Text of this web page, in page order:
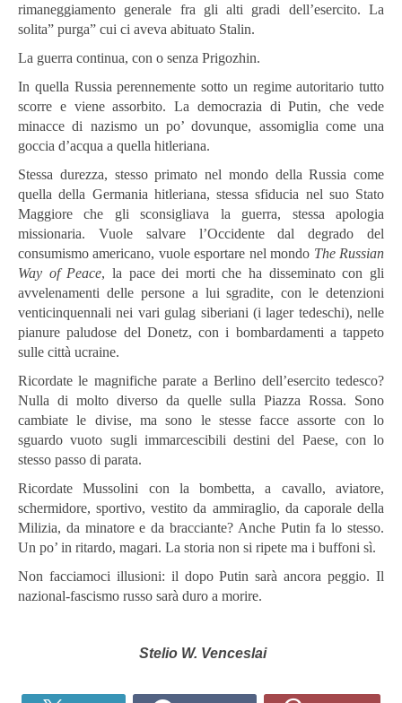
rimaneggiamento generale fra gli alti gradi dell’esercito. La
solita” purga” cui ci aveva abituato Stalin.
La guerra continua, con o senza Prigozhin.
In quella Russia perennemente sotto un regime autoritario tutto
scorre e viene assorbito. La democrazia di Putin, che vede
minacce di nazismo un po’ dovunque, assomiglia come una
goccia d’acqua a quella hitleriana.
Stessa durezza, stesso primato nel mondo della Russia come
quella della Germania hitleriana, stessa sfiducia nel suo Stato
Maggiore che gli sconsigliava la guerra, stessa apologia
missionaria. Vuole salvare l’Occidente dal degrado del
consumismo americano, vuole esportare nel mondo The Russian
Way of Peace, la pace dei morti che ha disseminato con gli
avvelenamenti delle persone a lui sgradite, con le detenzioni
venticinquennali nei vari gulag siberiani (i lager tedeschi), nelle
pianure paludose del Donetz, con i bombardamenti a tappeto
sulle città ucraine.
Ricordate le magnifiche parate a Berlino dell’esercito tedesco?
Nulla di molto diverso da quelle sulla Piazza Rossa. Sono
cambiate le divise, ma sono le stesse facce assorte con lo
sguardo vuoto sugli immarcescibili destini del Paese, con lo
stesso passo di parata.
Ricordate Mussolini con la bombetta, a cavallo, aviatore,
schermidore, sportivo, vestito da ammiraglio, da caporale della
Milizia, da minatore e da bracciante? Anche Putin fa lo stesso.
Un po’ in ritardo, magari. La storia non si ripete ma i buffoni sì.
Non facciamoci illusioni: il dopo Putin sarà ancora peggio. Il
nazional-fascismo russo sarà duro a morire.
Stelio W. Venceslai